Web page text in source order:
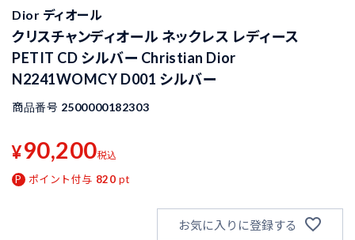
Dior ディオール
クリスチャンディオール ネックレス レディース
PETIT CD シルバー Christian Dior
N2241WOMCY D001 シルバー
商品番号 2500000182303
¥90,200税込
ポイント付与 820 pt
お気に入りに登録する